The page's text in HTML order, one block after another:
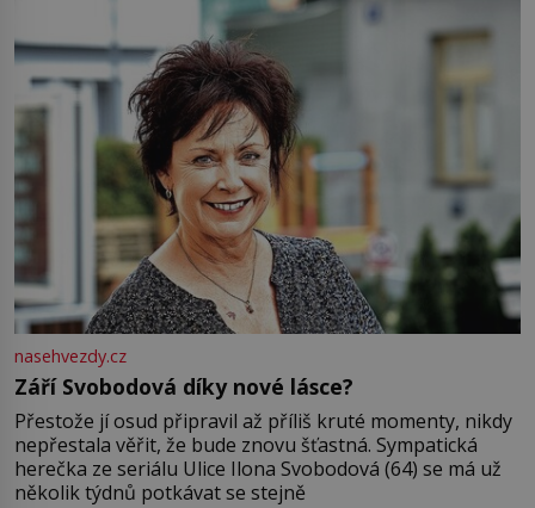
nasehvezdy.cz
Září Svobodová díky nové lásce?
Přestože jí osud připravil až příliš kruté momenty, nikdy
nepřestala věřit, že bude znovu šťastná. Sympatická
herečka ze seriálu Ulice Ilona Svobodová (64) se má už
několik týdnů potkávat se stejně